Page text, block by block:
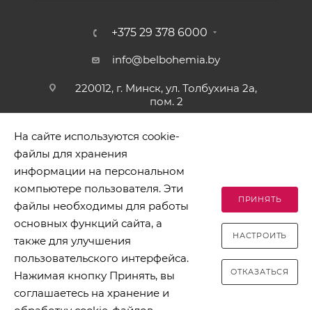
+375 29 378 6000
info@belbohemia.by
220012, г. Минск, ул. Толбухина 2а,
пом. 2
2026 © БЕЛБОГЕМИЯ (c). Оптовая торговля посудой и
хозяйственными товарами. Адрес: 220012, г. Минск, ул.
Толбухина 2а, пом. 2, телефон 8-017-378-60-00
На сайте используются cookie-
файлы для хранения
информации на персональном
компьютере пользователя. Эти
файлы необходимы для работы
основных функций сайта, а
также для улучшения
пользовательского интерфейса.
Нажимая кнопку Принять, вы
соглашаетесь на хранение и
ПРИНЯТЬ
НАСТРОИТЬ
ОТКАЗАТЬСЯ